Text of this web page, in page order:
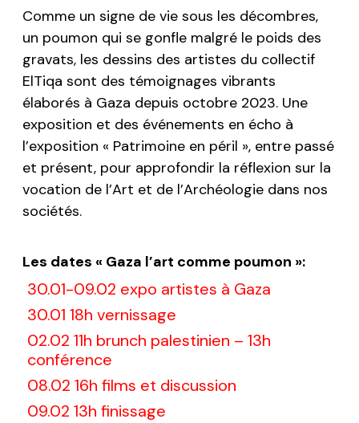
Comme un signe de vie sous les décombres,
un poumon qui se gonfle malgré le poids des
gravats, les dessins des artistes du collectif
ElTiqa sont des témoignages vibrants
élaborés à Gaza depuis octobre 2023. Une
exposition et des événements en écho à
l’exposition « Patrimoine en péril », entre passé
et présent, pour approfondir la réflexion sur la
vocation de l’Art et de l’Archéologie dans nos
sociétés.
Les dates « Gaza l’art comme poumon »:
30.01-09.02 expo artistes à Gaza
30.01 18h vernissage
02.02 11h brunch palestinien – 13h
conférence
08.02 16h films et discussion
09.02 13h finissage